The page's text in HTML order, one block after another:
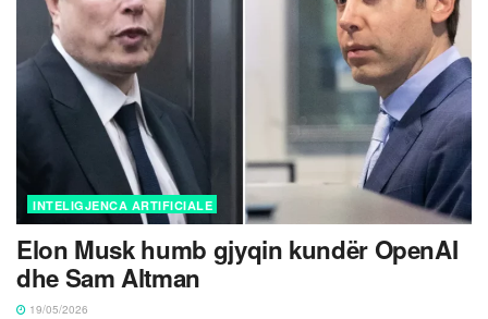
INTELIGJENCA ARTIFICIALE
Elon Musk humb gjyqin kundër OpenAI
dhe Sam Altman
19/05/2026